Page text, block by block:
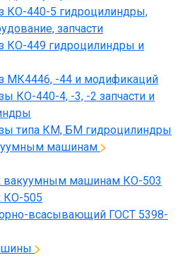
КО-440-5 гидроцилиндры,
запчасти
КО-449 гидроцилиндры и
МК4446, -44 и модификаций
КО-440-4, -3, -2 запчасти и
типа КМ, БМ гидроцилиндры
машинам
вакуумным машинам КО-503
КО-505
всасывающий ГОСТ 5398-